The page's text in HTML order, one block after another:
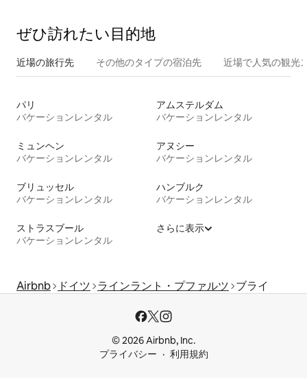
ぜひ訪⁠れ⁠た⁠い目⁠的⁠地
近場の旅行先 その他のタ⁠イ⁠プ⁠の宿⁠泊⁠先 近場で人気の観光
パリ
バケーションレンタル
アムステルダム
バケーションレンタル
ミュンヘン
バケーションレンタル
アヌシー
バケーションレンタル
ブリュッセル
バケーションレンタル
ハンブルク
バケーションレンタル
ストラスブール
バケーションレンタル
さらに表示
Airbnb ドイツ ラインラント・プファルツ ブライ
© 2026 Airbnb, Inc.
プライバシー
利用規約